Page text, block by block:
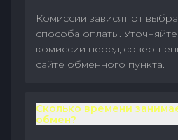
Комиссии зависят от
способа оплаты.
комиссии перед
сайте обменного пункта.
Сколько времени
обмен?